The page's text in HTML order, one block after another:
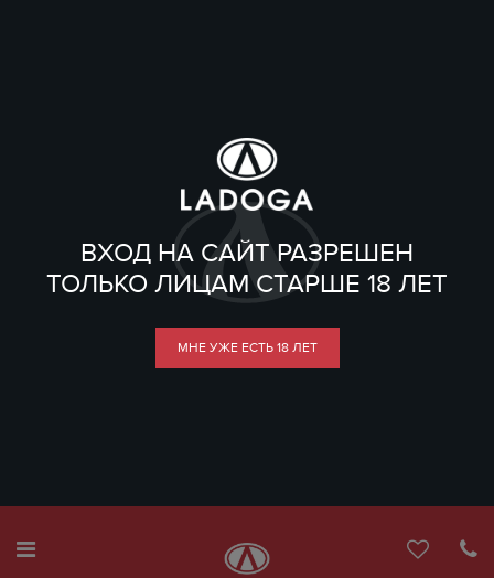
ВХОД НА САЙТ РАЗРЕШЕН
ТОЛЬКО ЛИЦАМ СТАРШЕ 18 ЛЕТ
МНЕ УЖЕ ЕСТЬ 18 ЛЕТ